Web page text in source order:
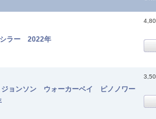
ラー 2022年
ジョンソン ウォーカーベイ ピノノワー